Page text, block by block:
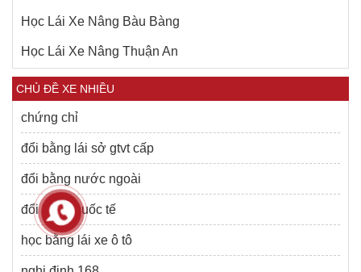
Học Lái Xe Nâng Bàu Bàng
Học Lái Xe Nâng Thuận An
CHỦ ĐỀ XE NHIỀU
chứng chỉ
đổi bằng lái sở gtvt cấp
đổi bằng nước ngoài
đổi bằng quốc tế
học bằng lái xe ô tô